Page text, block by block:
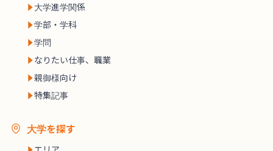
大学進学関係
学部・学科
学問
なりたい仕事、職業
親御様向け
特集記事
大学を探す